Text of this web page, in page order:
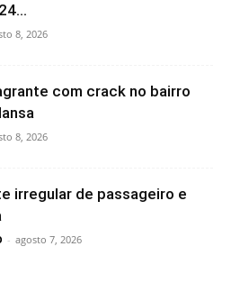
8, 2026
com crack no bairro
8, 2026
irregular de passageiro e
- agosto 7, 2026